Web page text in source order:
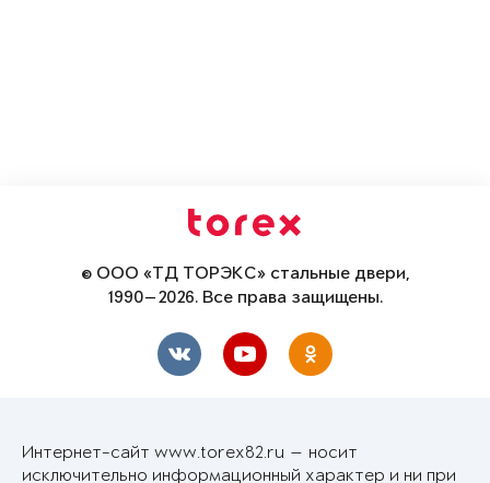
© ООО «ТД ТОРЭКС» стальные двери,
1990—2026. Все права защищены.
Интернет-сайт www.torex82.ru — носит
исключительно информационный характер и ни при